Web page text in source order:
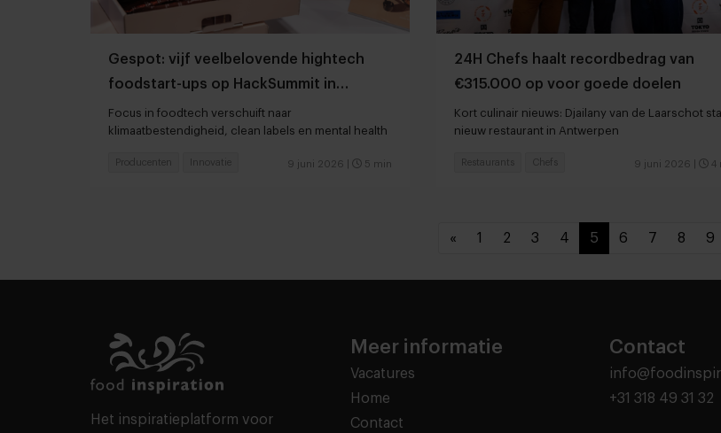
Gespot: vijf veelbelovende hightech
foodstart-ups op HackSummit in
Zwitserland
Focus in foodtech verschuift naar
klimaatbestendigheid, clean labels en mental health
9 juni 2026 5 min
Producenten Innovatie
24H Chefs haalt recordbedrag van
€315.000 op voor goede doelen
Kort culinair nieuws: Djailany van de Laarschot
nieuw restaurant in Antwerpen
9 juni 2026 4
Restaurants Chefs
« 1 2 3 4 5 6 7 8 9
Het inspiratieplatform voor
Meer informatie
Vacatures
Home
Contact
Contact
+31 318 49 31 32